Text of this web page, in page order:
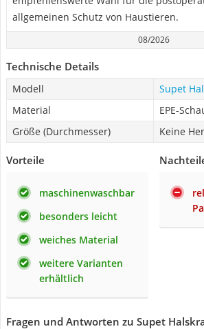
allgemeinen Schutz von Haustieren.
08/2026
Technische Details
Modell
Supet
Material
EPE-
Größe (Durchmesser)
Keine
Vorteile
maschinenwaschbar
besonders leicht
weiches Material
weitere Varianten
erhältlich
Fragen und Antworten zu Supet